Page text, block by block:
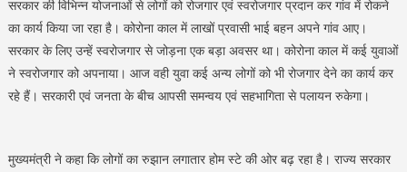
सरकार की विभिन्न योजनाओं से लोगों को रोजगार एवं स्वरोजगार प्रदान कर गांव में रोकने
का कार्य किया जा रहा है। कोरोना काल में लाखों प्रवासी भाई बहन अपने गांव आए।
सरकार के लिए उन्हें स्वरोजगार से जोड़ना एक बड़ा अवसर था। कोरोना काल में कई युवाओं
ने स्वरोजगार को अपनाया। आज वही युवा कई अन्य लोगों को भी रोजगार देने का कार्य कर
रहे हैं। सरकारी एवं जनता के बीच आपसी समन्वय एवं सहभागिता से पलायन रुकेगा।
मुख्यमंत्री ने कहा कि लोगों का रुझान लगातार होम स्टे की ओर बढ़ रहा है। राज्य सरकार